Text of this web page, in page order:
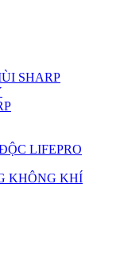
SHARP
LIFEPRO
KHÔNG KHÍ